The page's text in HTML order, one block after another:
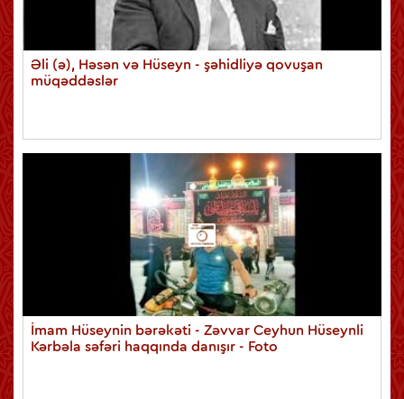
Əli (ə), Həsən və Hüseyn - şəhidliyə qovuşan
müqəddəslər
İmam Hüseynin bərəkəti - Zəvvar Ceyhun Hüseynli
Kərbəla səfəri haqqında danışır - Foto